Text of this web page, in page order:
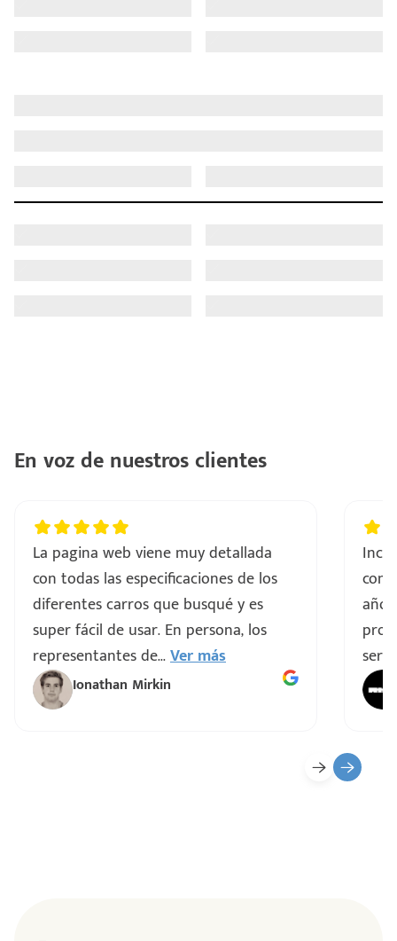
En voz de nuestros clientes
La pagina web viene muy detallada
con todas las especificaciones de los
diferentes carros que busqué y es
super fácil de usar. En persona, los
representantes de...Ver más
Ionathan Mirkin